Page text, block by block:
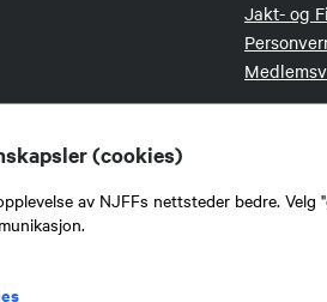
(cookies)
av NJFFs nettsteder bedre. Velg
Jakt- og
Norges Jeger- og Fiskerforbund (NJFF) er landets
formidling av kunnskap om jakt og fiske i Norge. Vi